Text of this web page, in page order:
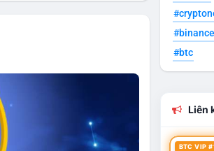
#btc
Liên
BTC VIP